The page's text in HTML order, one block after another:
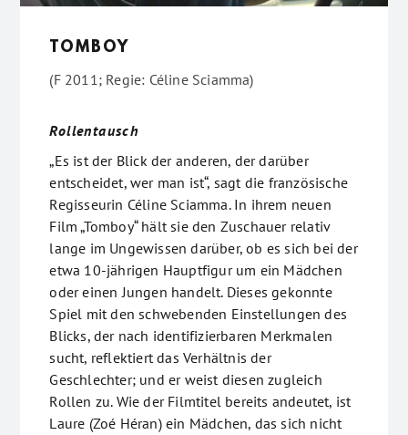
TOMBOY
(F 2011; Regie: Céline Sciamma)
Rollentausch
„Es ist der Blick der anderen, der darüber
entscheidet, wer man ist“, sagt die französische
Regisseurin Céline Sciamma. In ihrem neuen
Film „Tomboy“ hält sie den Zuschauer relativ
lange im Ungewissen darüber, ob es sich bei der
etwa 10-jährigen Hauptfigur um ein Mädchen
oder einen Jungen handelt. Dieses gekonnte
Spiel mit den schwebenden Einstellungen des
Blicks, der nach identifizierbaren Merkmalen
sucht, reflektiert das Verhältnis der
Geschlechter; und er weist diesen zugleich
Rollen zu. Wie der Filmtitel bereits andeutet, ist
Laure (Zoé Héran) ein Mädchen, das sich nicht